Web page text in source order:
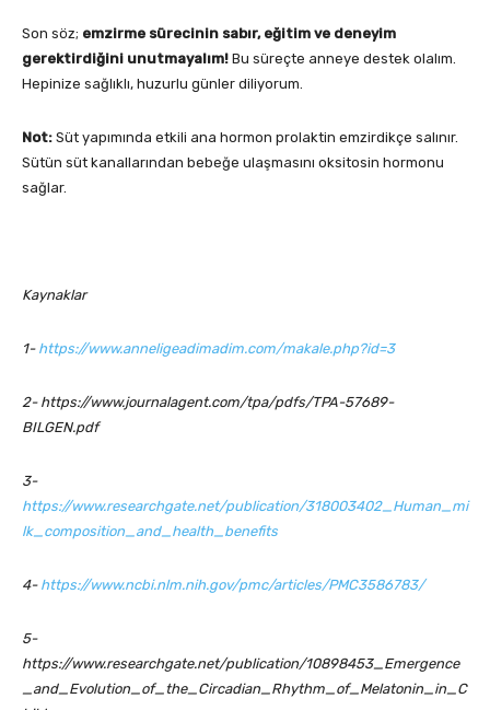
Son söz; emzirme sürecinin sabır, eğitim ve deneyim
gerektirdiğini unutmayalım! Bu süreçte anneye destek olalım.
Hepinize sağlıklı, huzurlu günler diliyorum.
Not: Süt yapımında etkili ana hormon prolaktin emzirdikçe salınır.
Sütün süt kanallarından bebeğe ulaşmasını oksitosin hormonu
sağlar.
Kaynaklar
1- https://www.anneligeadimadim.com/makale.php?id=3
2- https://www.journalagent.com/tpa/pdfs/TPA-57689-
BILGEN.pdf
3-
https://www.researchgate.net/publication/318003402_Human_mi
lk_composition_and_health_benefits
4- https://www.ncbi.nlm.nih.gov/pmc/articles/PMC3586783/
5-
https://www.researchgate.net/publication/10898453_Emergence
_and_Evolution_of_the_Circadian_Rhythm_of_Melatonin_in_C